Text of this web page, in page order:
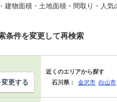
建物面積・土地面積・間取り・人
条件を変更して再検索
近くのエリアから探す
石川県：
金沢市 白山市
更する